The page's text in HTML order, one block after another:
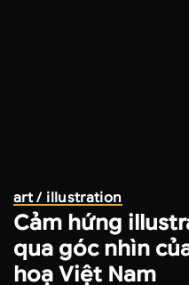
art / illustration
Cảm hứng
qua góc nhìn
hoạ Việt Nam